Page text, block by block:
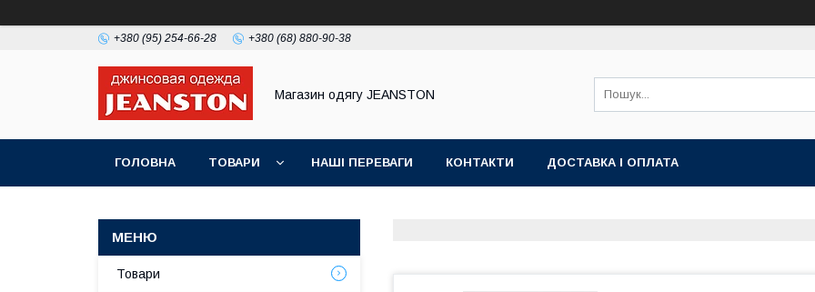
+380 (95) 254-66-28 +380 (68) 880-90-38
Магазин одягу JEANSTON
ГОЛОВНА ТОВАРИ НАШІ ПЕРЕВАГИ КОНТАКТИ ДОСТАВКА І ОПЛАТА
Товари